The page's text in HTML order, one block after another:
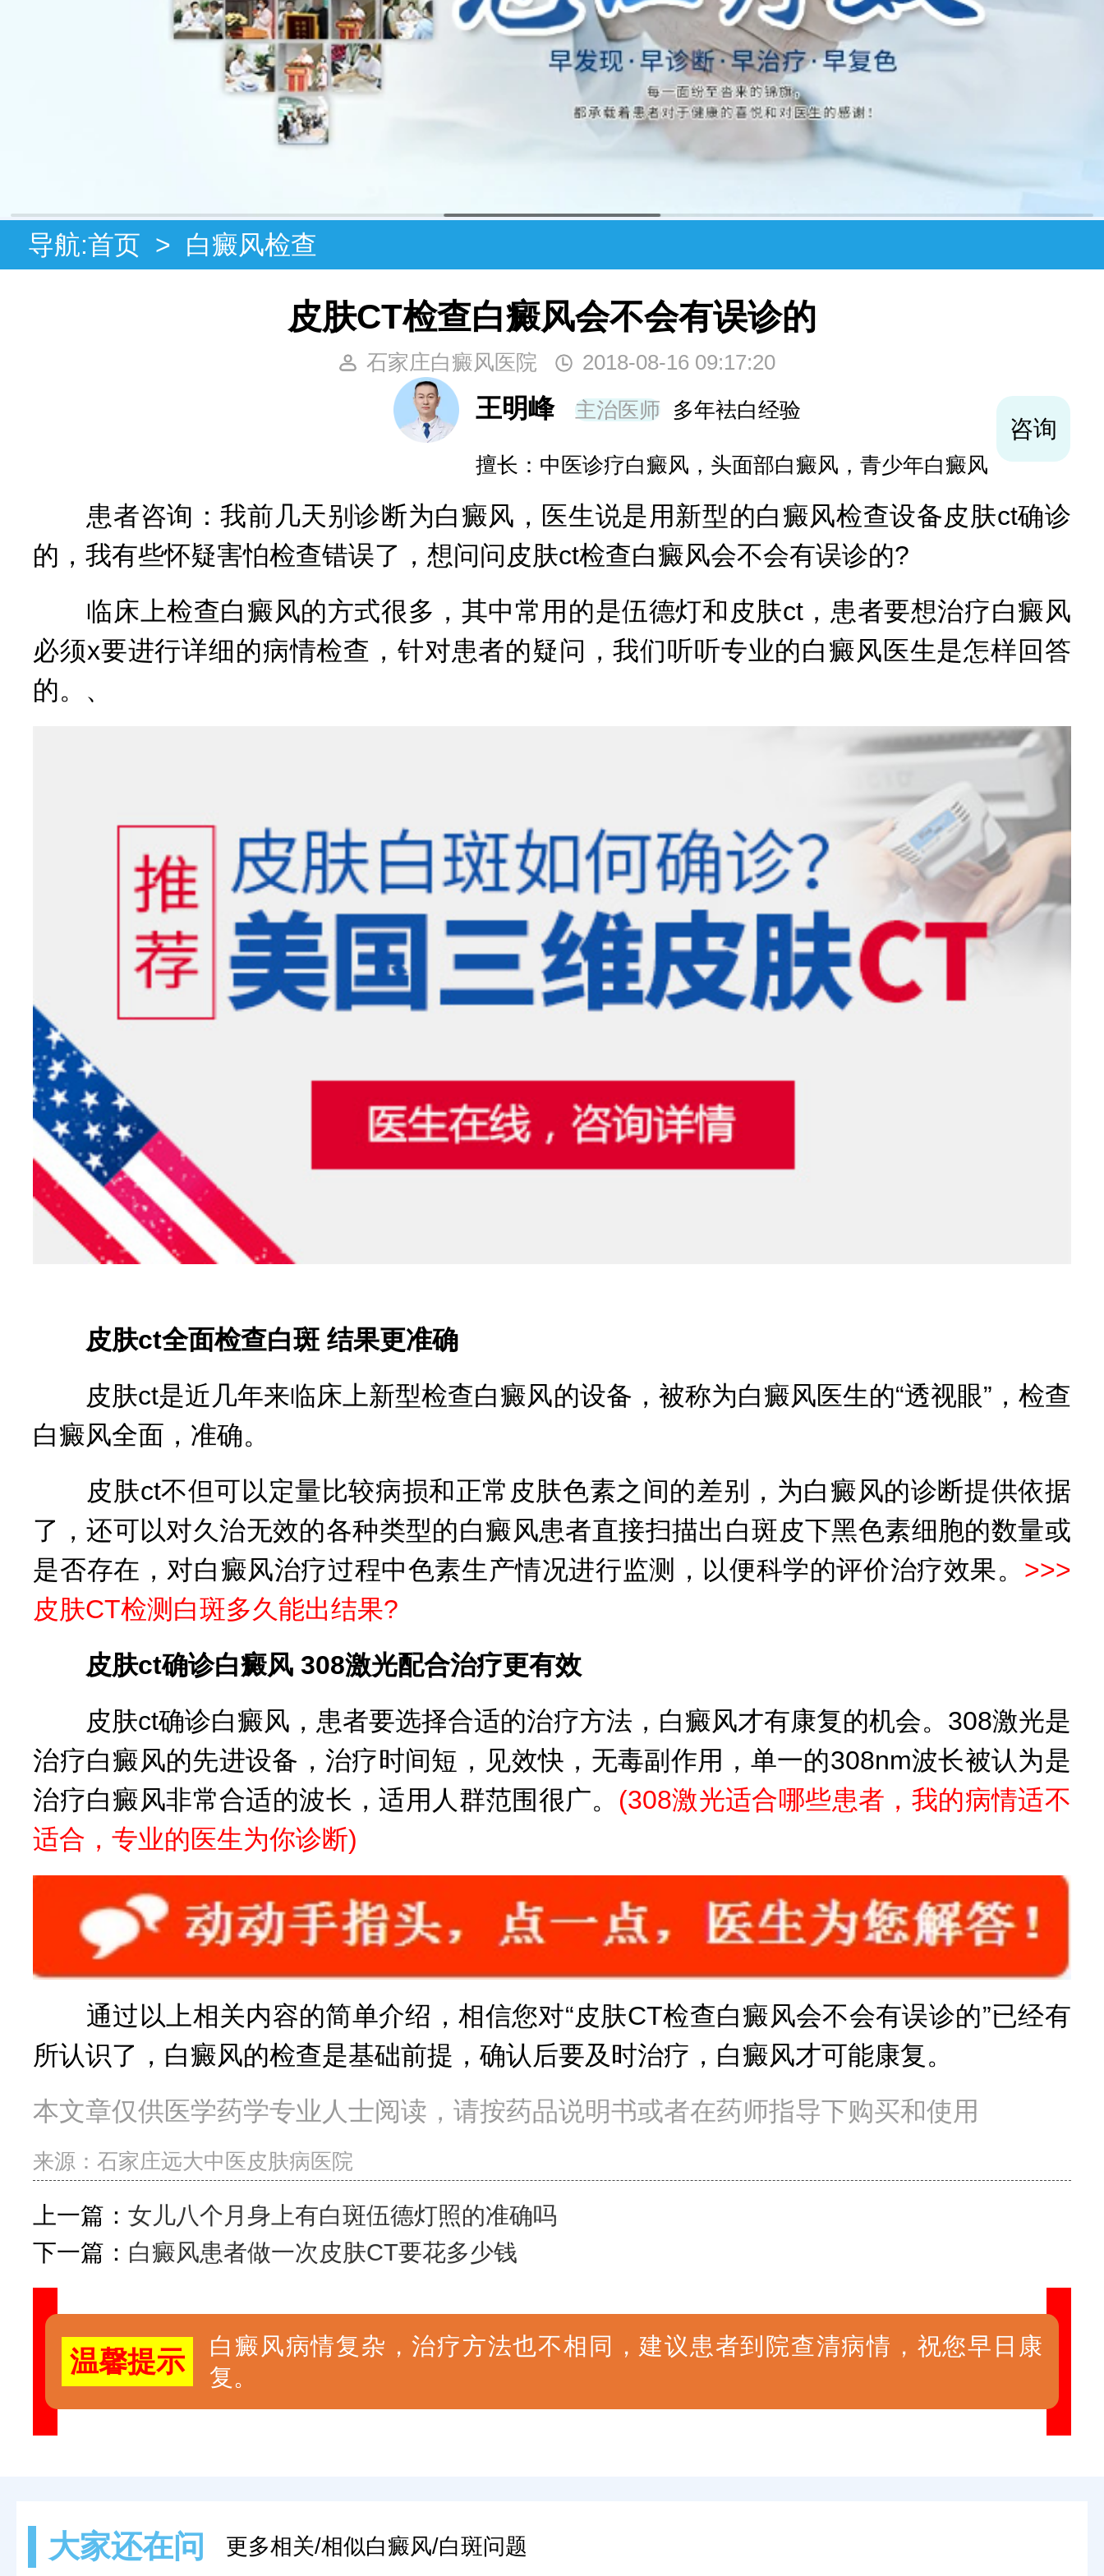
导航:首页 > 白癜风检查
皮肤CT检查白癜风会不会有误诊的
石家庄白癜风医院 2018-08-16 09:17:20
王明峰 主治医师 多年袪白经验
擅长：中医诊疗白癜风，头面部白癜风，青少年白癜风
咨询
患者咨询：我前几天别诊断为白癜风，医生说是用新型的白癜风检查设备皮肤ct确诊
的，我有些怀疑害怕检查错误了，想问问皮肤ct检查白癜风会不会有误诊的?
临床上检查白癜风的方式很多，其中常用的是伍德灯和皮肤ct，患者要想治疗白癜风
必须x要进行详细的病情检查，针对患者的疑问，我们听听专业的白癜风医生是怎样回答
的。、
皮肤ct全面检查白斑 结果更准确
皮肤ct是近几年来临床上新型检查白癜风的设备，被称为白癜风医生的“透视眼”，检查
白癜风全面，准确。
皮肤ct不但可以定量比较病损和正常皮肤色素之间的差别，为白癜风的诊断提供依据
了，还可以对久治无效的各种类型的白癜风患者直接扫描出白斑皮下黑色素细胞的数量或
是否存在，对白癜风治疗过程中色素生产情况进行监测，以便科学的评价治疗效果。 >>>
皮肤CT检测白斑多久能出结果?
皮肤ct确诊白癜风 308激光配合治疗更有效
皮肤ct确诊白癜风，患者要选择合适的治疗方法，白癜风才有康复的机会。308激光是
治疗白癜风的先进设备，治疗时间短，见效快，无毒副作用，单一的308nm波长被认为是
治疗白癜风非常合适的波长，适用人群范围很广。 (308激光适合哪些患者，我的病情适不
适合，专业的医生为你诊断)
通过以上相关内容的简单介绍，相信您对“皮肤CT检查白癜风会不会有误诊的”已经有
所认识了，白癜风的检查是基础前提，确认后要及时治疗，白癜风才可能康复。
本文章仅供医学药学专业人士阅读，请按药品说明书或者在药师指导下购买和使用
来源：石家庄远大中医皮肤病医院
上一篇：女儿八个月身上有白斑伍德灯照的准确吗
下一篇： 白癜风患者做一次皮肤CT要花多少钱
温馨提示
白癜风病情复杂，治疗方法也不相同，建议患者到院查清病情，祝您早日康
复。
大家还在问 更多相关/相似白癜风/白斑问题